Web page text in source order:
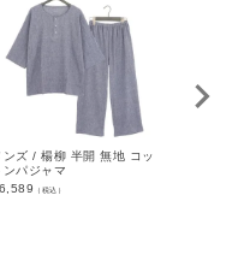
ンズ / 楊柳 半開 無地 コッ
ンパジャマ
6,589 （税込）